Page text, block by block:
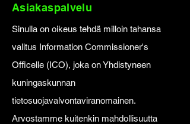
Asiakaspalvelu
Sinulla on oikeus tehdä milloin tahansa
valitus Information Commissioner's
Officelle (ICO), joka on Yhdistyneen
kuningaskunnan
tietosuojavalvontaviranomainen.
Arvostamme kuitenkin mahdollisuutta